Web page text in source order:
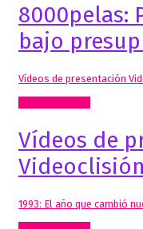
8000pelas:
bajo
Vídeos de presentación
Vídeos de
Videoclisión
1993: El año que cambió